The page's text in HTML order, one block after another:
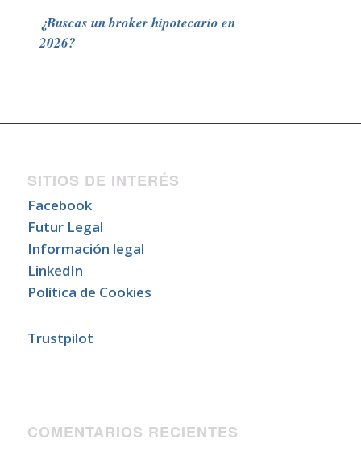
¿Buscas un broker hipotecario en
2026?
SITIOS DE INTERÉS
Facebook
Futur Legal
Información legal
LinkedIn
Política de Cookies
Trustpilot
COMENTARIOS RECIENTES